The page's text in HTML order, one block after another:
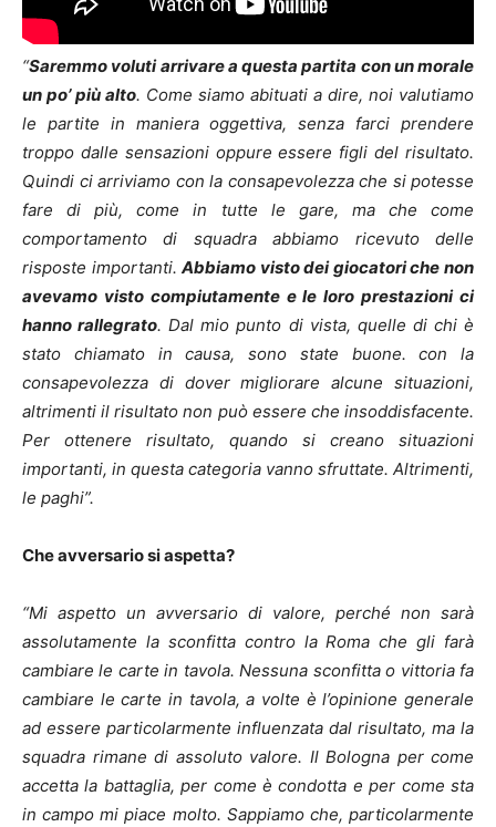
“Saremmo voluti arrivare a questa partita con un morale
un po’ più alto. Come siamo abituati a dire, noi valutiamo
le partite in maniera oggettiva, senza farci prendere
troppo dalle sensazioni oppure essere figli del risultato.
Quindi ci arriviamo con la consapevolezza che si potesse
fare di più, come in tutte le gare, ma che come
comportamento di squadra abbiamo ricevuto delle
risposte importanti.Abbiamo visto dei giocatori che non
avevamo visto compiutamente e le loro prestazioni ci
hanno rallegrato. Dal mio punto di vista, quelle di chi è
stato chiamato in causa, sono state buone. con la
consapevolezza di dover migliorare alcune situazioni,
altrimenti il risultato non può essere che insoddisfacente.
Per ottenere risultato, quando si creano situazioni
importanti, in questa categoria vanno sfruttate. Altrimenti,
le paghi”.
Che avversario si aspetta?
“Mi aspetto un avversario di valore, perché non sarà
assolutamente la sconfitta contro la Roma che gli farà
cambiare le carte in tavola. Nessuna sconfitta o vittoria fa
cambiare le carte in tavola, a volte è l’opinione generale
ad essere particolarmente influenzata dal risultato, ma la
squadra rimane di assoluto valore. Il Bologna per come
accetta la battaglia, per come è condotta e per come sta
in campo mi piace molto. Sappiamo che, particolarmente